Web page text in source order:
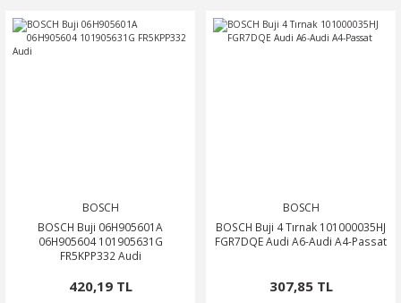
BOSCH
BOSCH Buji 06H905601A
06H905604 101905631G
FR5KPP332 Audi
420,19 TL
BOSCH
BOSCH Buji 4 Tırnak 101000035HJ
FGR7DQE Audi A6-Audi A4-Passat
307,85 TL